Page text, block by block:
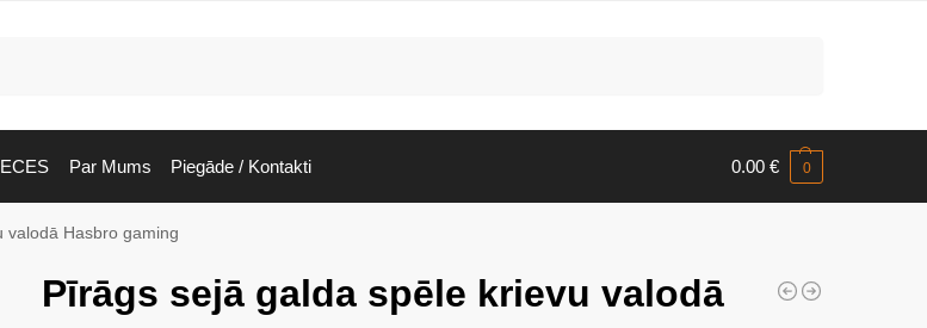
Par Mums Piegāde / Kontakti 0.00 € 0
valodā Hasbro gaming
Pīrāgs sejā galda spēle krievu valodā